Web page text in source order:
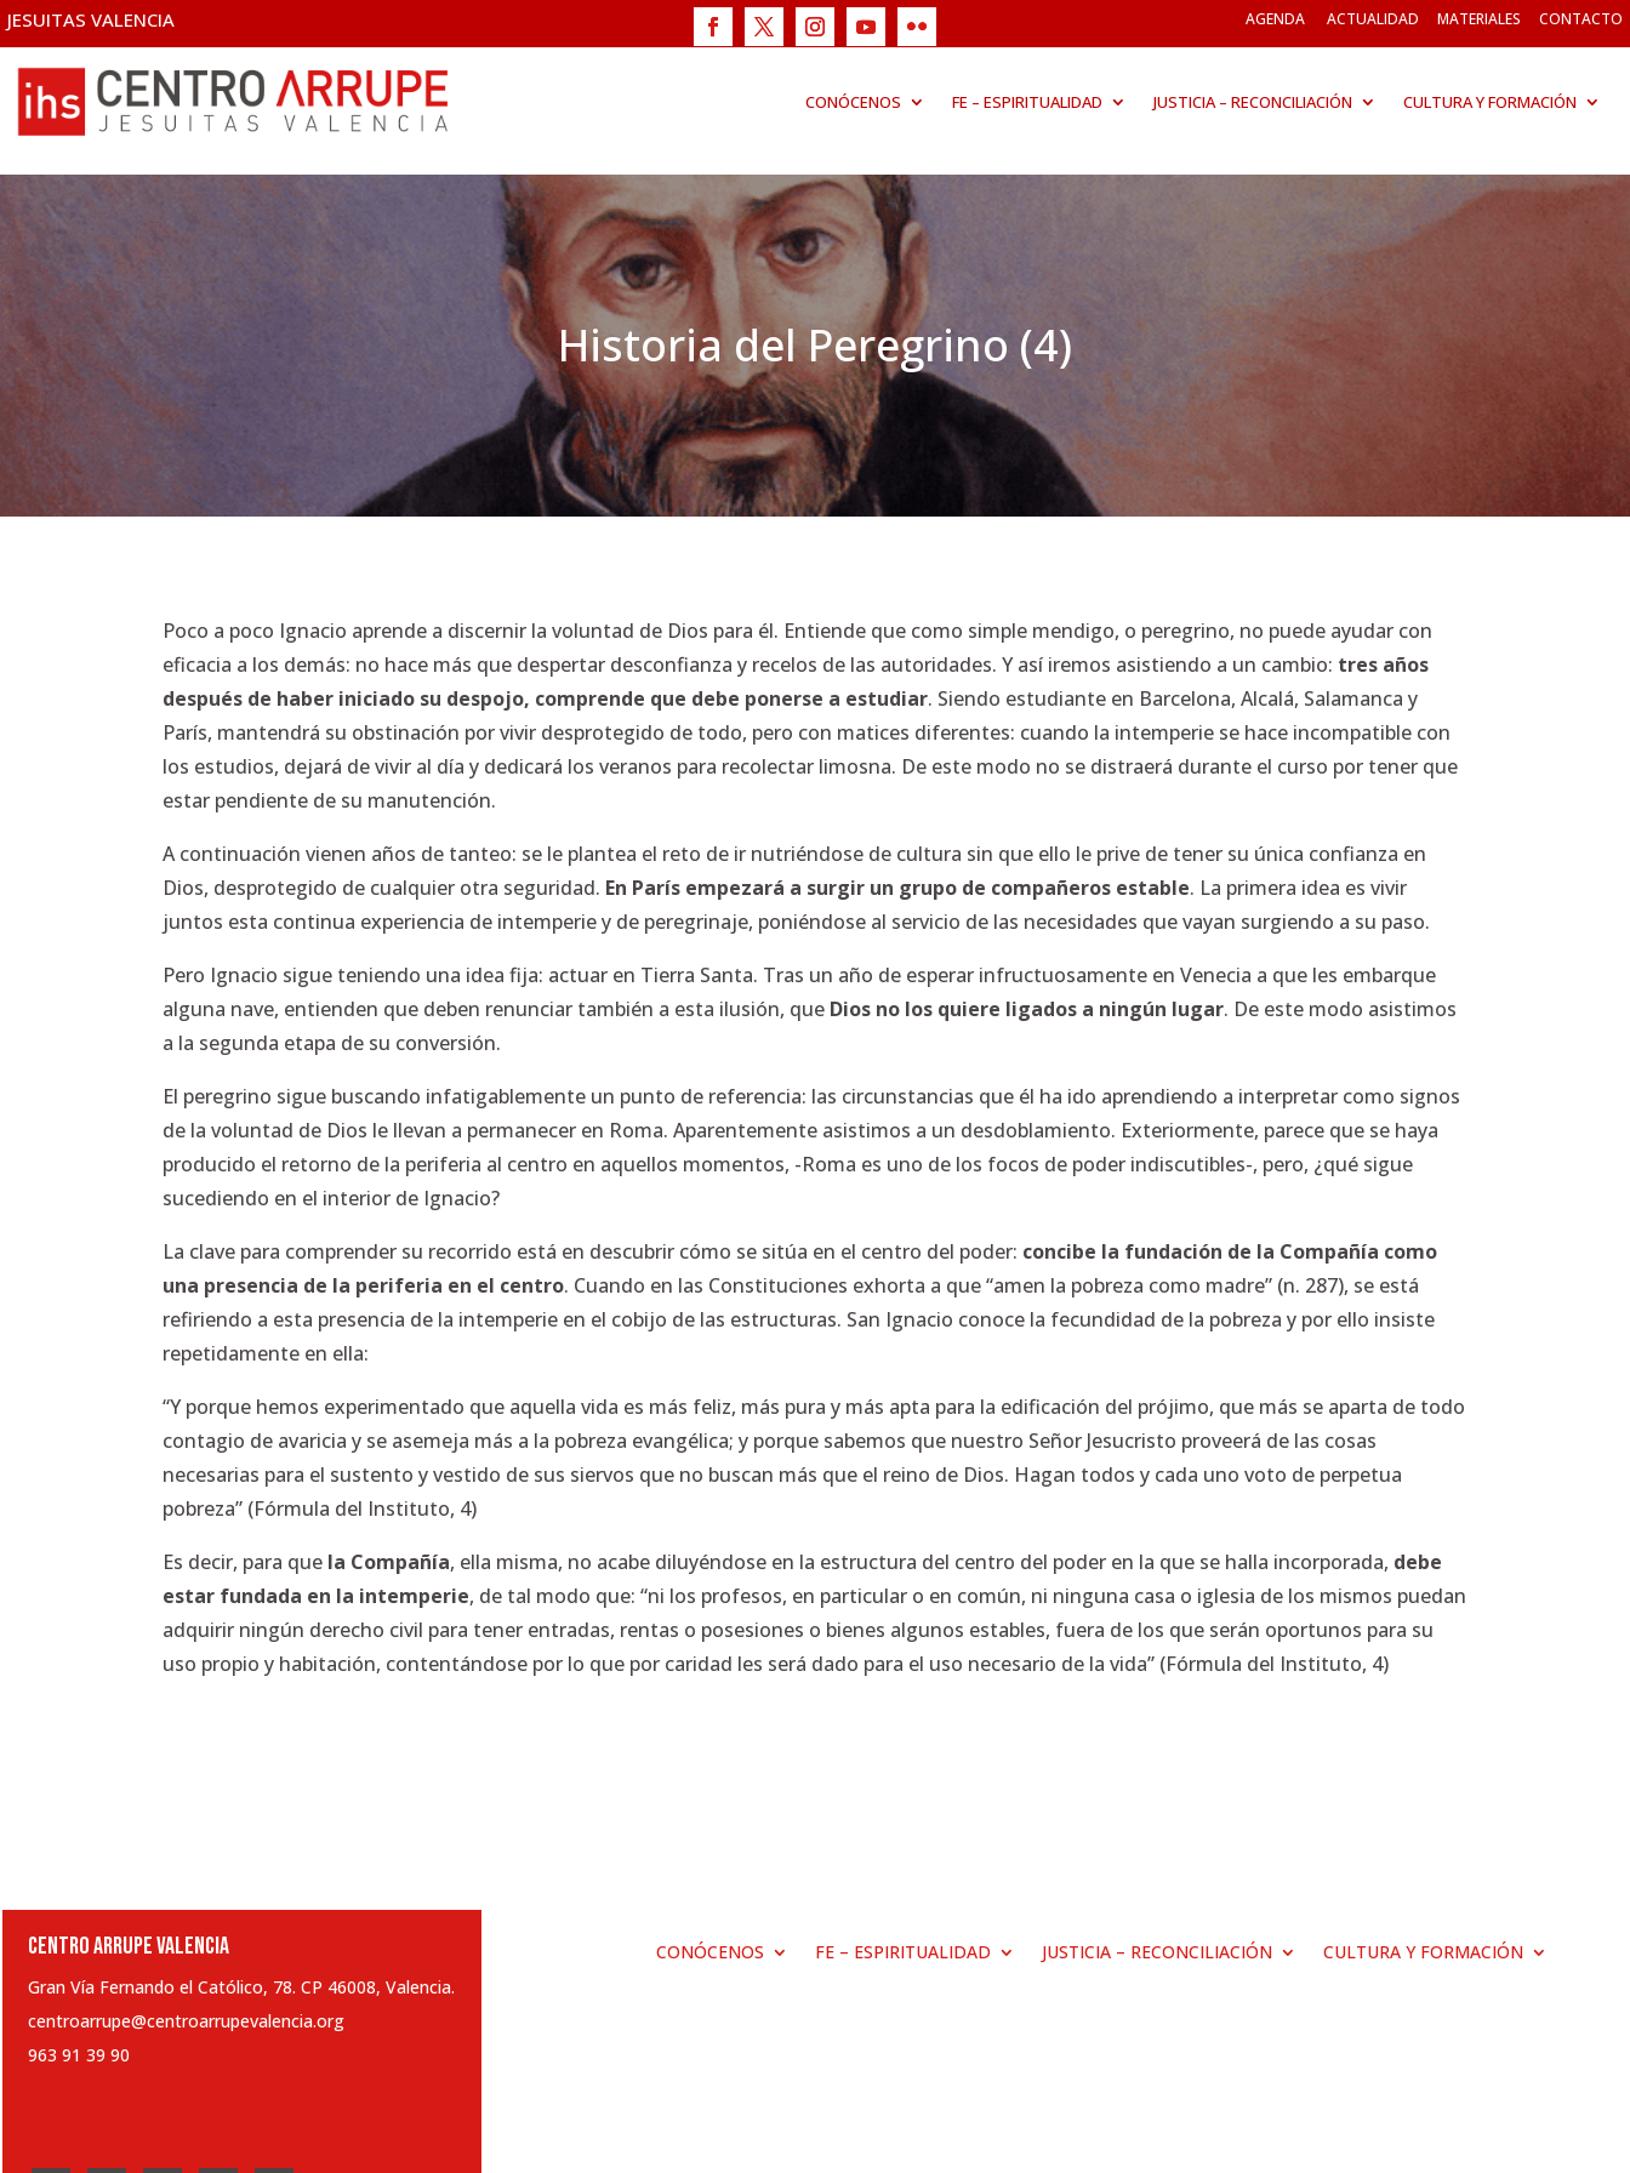
JESUITAS VALENCIA AGENDA ACTUALIDAD MATERIALES CONTACTO
CONÓCENOS FE – ESPIRITUALIDAD JUSTICIA – RECONCILIACIÓN CULTURA Y FORMACIÓN
Historia del Peregrino (4)
Poco a poco Ignacio aprende a discernir la voluntad de Dios para él. Entiende que como simple mendigo, o peregrino, no puede ayudar con
eficacia a los demás: no hace más que despertar desconfianza y recelos de las autoridades. Y así iremos asistiendo a un cambio: tres años
después de haber iniciado su despojo, comprende que debe ponerse a estudiar. Siendo estudiante en Barcelona, Alcalá, Salamanca y
París, mantendrá su obstinación por vivir desprotegido de todo, pero con matices diferentes: cuando la intemperie se hace incompatible con
los estudios, dejará de vivir al día y dedicará los veranos para recolectar limosna. De este modo no se distraerá durante el curso por tener que
estar pendiente de su manutención.
A continuación vienen años de tanteo: se le plantea el reto de ir nutriéndose de cultura sin que ello le prive de tener su única confianza en
Dios, desprotegido de cualquier otra seguridad. En París empezará a surgir un grupo de compañeros estable. La primera idea es vivir
juntos esta continua experiencia de intemperie y de peregrinaje, poniéndose al servicio de las necesidades que vayan surgiendo a su paso.
Pero Ignacio sigue teniendo una idea fija: actuar en Tierra Santa. Tras un año de esperar infructuosamente en Venecia a que les embarque
alguna nave, entienden que deben renunciar también a esta ilusión, que Dios no los quiere ligados a ningún lugar. De este modo asistimos
a la segunda etapa de su conversión.
El peregrino sigue buscando infatigablemente un punto de referencia: las circunstancias que él ha ido aprendiendo a interpretar como signos
de la voluntad de Dios le llevan a permanecer en Roma. Aparentemente asistimos a un desdoblamiento. Exteriormente, parece que se haya
producido el retorno de la periferia al centro en aquellos momentos, -Roma es uno de los focos de poder indiscutibles-, pero, ¿qué sigue
sucediendo en el interior de Ignacio?
La clave para comprender su recorrido está en descubrir cómo se sitúa en el centro del poder: concibe la fundación de la Compañía como
una presencia de la periferia en el centro. Cuando en las Constituciones exhorta a que “amen la pobreza como madre” (n. 287), se está
refiriendo a esta presencia de la intemperie en el cobijo de las estructuras. San Ignacio conoce la fecundidad de la pobreza y por ello insiste
repetidamente en ella:
“Y porque hemos experimentado que aquella vida es más feliz, más pura y más apta para la edificación del prójimo, que más se aparta de todo
contagio de avaricia y se asemeja más a la pobreza evangélica; y porque sabemos que nuestro Señor Jesucristo proveerá de las cosas
necesarias para el sustento y vestido de sus siervos que no buscan más que el reino de Dios. Hagan todos y cada uno voto de perpetua
pobreza” (Fórmula del Instituto, 4)
Es decir, para que la Compañía, ella misma, no acabe diluyéndose en la estructura del centro del poder en la que se halla incorporada, debe
estar fundada en la intemperie, de tal modo que: “ni los profesos, en particular o en común, ni ninguna casa o iglesia de los mismos puedan
adquirir ningún derecho civil para tener entradas, rentas o posesiones o bienes algunos estables, fuera de los que serán oportunos para su
uso propio y habitación, contentándose por lo que por caridad les será dado para el uso necesario de la vida” (Fórmula del Instituto, 4)
CENTRO ARRUPE VALENCIA
Gran Vía Fernando el Católico, 78. CP 46008, Valencia.
centroarrupe@centroarrupevalencia.org
963 91 39 90
CONÓCENOS FE – ESPIRITUALIDAD JUSTICIA – RECONCILIACIÓN CULTURA Y FORMACIÓN